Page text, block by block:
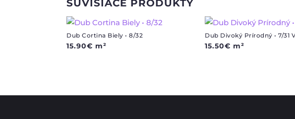
SÚVISIACE PRODUKTY
Dub Cortina Biely • 8/32
15.90€ m²
Dub Divoký Prírodný • 7/31
15.50€ m²